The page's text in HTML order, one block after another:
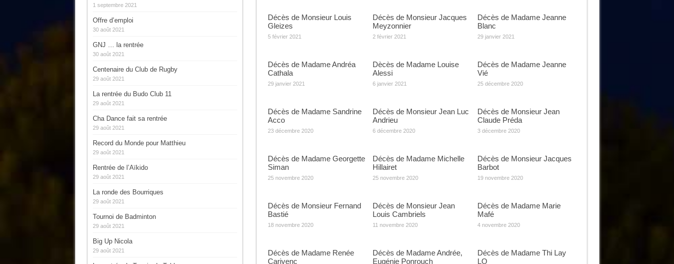
Décès de Monsieur Louis
Gleizes
5 février 2021
Décès de Monsieur Jacques
Meyzonnier
2 février 2021
Décès de Madame Jeanne
Blanc
29 janvier 2021
Décès de Madame Andréa
Cathala
29 janvier 2021
Dècès de Madame Louise
Alessi
6 janvier 2021
Décès de Madame Jeanne
Vié
25 décembre 2020
Décès de Madame Sandrine
Acco
23 décembre 2020
Décès de Monsieur Jean Luc
Andrieu
6 décembre 2020
Décès de Monsieur Jean
Claude Préda
3 décembre 2020
Décès de Madame Georgette
Siman
25 novembre 2020
Décès de Madame Michelle
Hillairet
25 novembre 2020
Décès de Monsieur Jacques
Barbot
19 novembre 2020
Décès de Monsieur Fernand
Bastié
18 novembre 2020
Décès de Monsieur Jean
Louis Cambriels
11 novembre 2020
Décès de Madame Marie
Mafé
4 novembre 2020
Décès de Madame Renée
Carivenc
Décès de Madame Andrée,
Eugénie Ponrouch
Décès de Madame Thi Lay
LO
1 septembre 2021
Offre d’emploi
30 août 2021
GNJ … la rentrée
30 août 2021
Centenaire du Club de Rugby
29 août 2021
La rentrée du Budo Club 11
29 août 2021
Cha Dance fait sa rentrée
29 août 2021
Record du Monde pour Matthieu
29 août 2021
Rentrée de l’Aïkido
29 août 2021
La ronde des Bourriques
29 août 2021
Tournoi de Badminton
29 août 2021
Big Up Nicola
29 août 2021